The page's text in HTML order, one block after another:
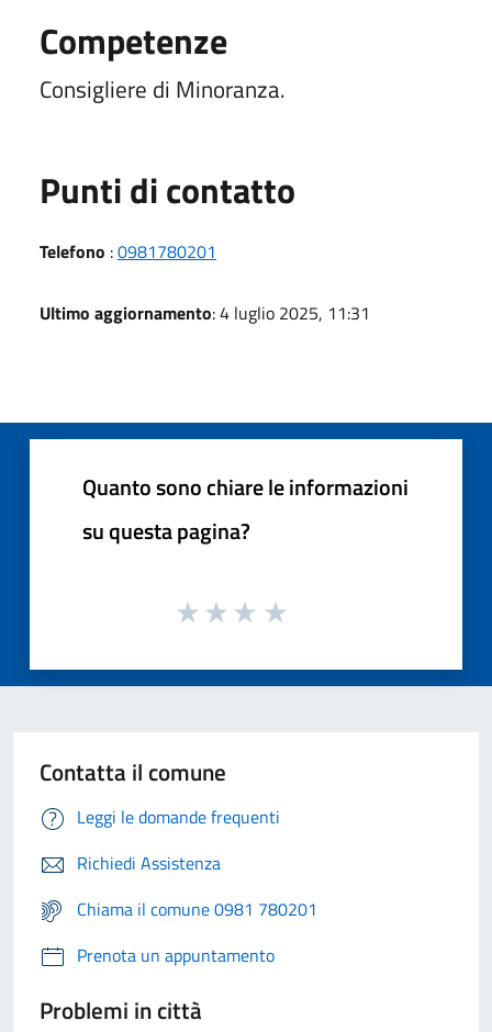
Competenze
Consigliere di Minoranza.
Punti di contatto
Telefono :0981780201
Ultimo aggiornamento: 4 luglio 2025, 11:31
Quanto sono chiare le informazioni
su questa pagina?
Contatta il comune
Leggi le domande frequenti
Richiedi Assistenza
Chiama il comune 0981 780201
Prenota un appuntamento
Problemi in città